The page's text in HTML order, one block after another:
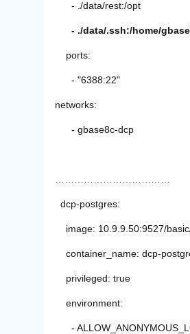
- ./data/rest:/opt
- ./data/.ssh:/home/
ports:
- "6388:22"
networks:
- gbase8c-dcp
dcp-postgres:
image: 10.9.9.50:9527/
container_name: dcp-
privileged: true
environment:
-